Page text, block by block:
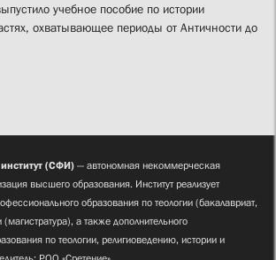
учебное пособие по истории
охватывающее периоды от Античности до
(СФИ) — автономная некоммерческая
высшего образования. Институт реализует
образования по теологии (бакалавриат,
(магистратура), а также дополнительного
по теологии, религиоведению, истории и